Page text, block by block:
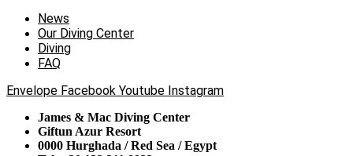
News
Our Diving Center
Diving
FAQ
Envelope Facebook Youtube Instagram
James & Mac Diving Center
Giftun Azur Resort
0000 Hurghada / Red Sea / Egypt